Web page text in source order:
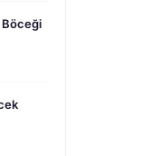
Böceği